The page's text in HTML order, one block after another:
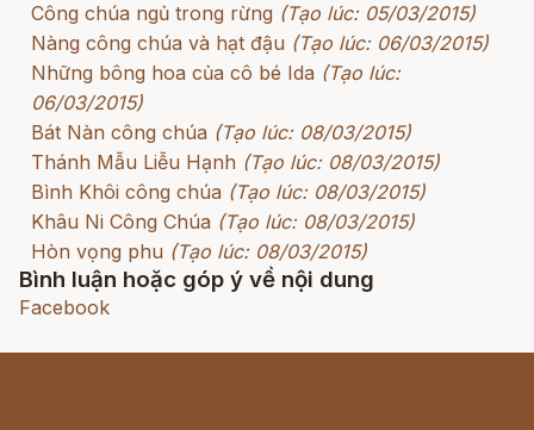
Công chúa ngủ trong rừng (Tạo lúc: 05/03/2015)
Nàng công chúa và hạt đậu (Tạo lúc: 06/03/2015)
Những bông hoa của cô bé Ida (Tạo lúc:
06/03/2015)
Bát Nàn công chúa (Tạo lúc: 08/03/2015)
Thánh Mẫu Liễu Hạnh (Tạo lúc: 08/03/2015)
Bình Khôi công chúa (Tạo lúc: 08/03/2015)
Khâu Ni Công Chúa (Tạo lúc: 08/03/2015)
Hòn vọng phu (Tạo lúc: 08/03/2015)
Bình luận hoặc góp ý về nội dung
Facebook